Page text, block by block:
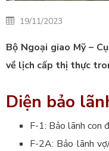
19/11/2023
Bộ Ngoại giao Mỹ –
về lịch cấp thị thực
Diện bảo
F-1: Bảo lãnh con
F-2A: Bảo lãnh